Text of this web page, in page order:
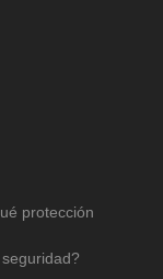
protección